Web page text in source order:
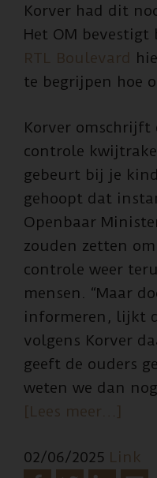
Korver had dit
Het OM
RTL Boulevard
te begrijpen hoe
Korver omschrijft
controle
gebeurt bij je
gehoopt dat
Openbaar
zouden zetten
controle weer
mensen. “Maar
informeren, lijkt
volgens Korver
geeft de ouders
weten we dan
[Lees meer…]
M.
02/06/2025 Link